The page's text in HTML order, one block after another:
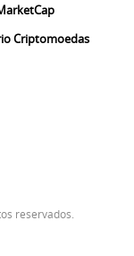
Criptomoedas
reservados.